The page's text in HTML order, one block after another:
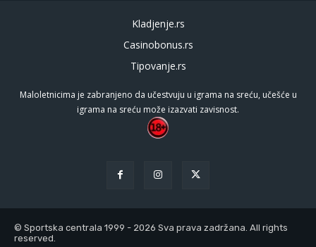
Kladjenje.rs
Casinobonus.rs
Tipovanje.rs
Maloletnicima je zabranjeno da učestvuju u igrama na sreću, učešće u
igrama na sreću može izazvati zavisnost.
© Sportska centrala 1999 - 2026 Sva prava zadržana. All rights
reserved.